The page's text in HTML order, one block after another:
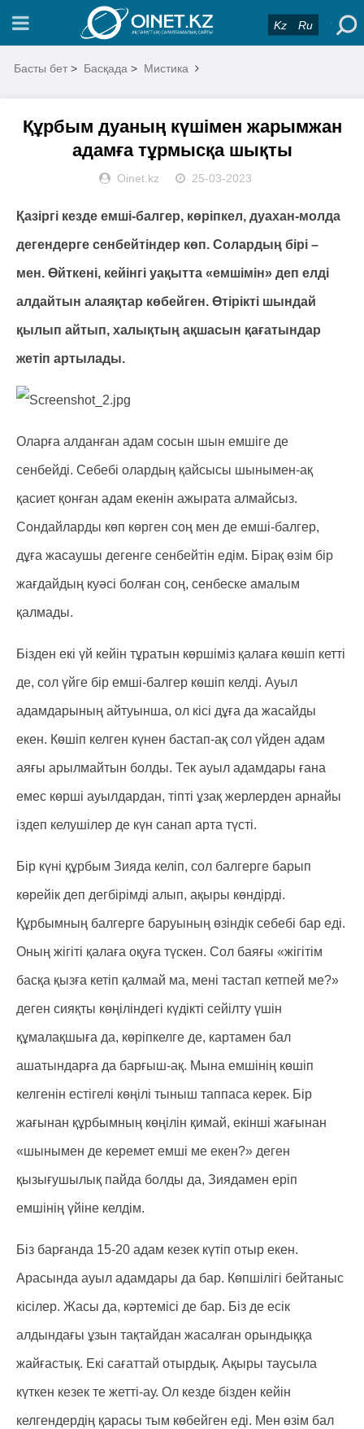
Kz Ru
Басты бет > Басқада > Мистика
Құрбым дуаның күшімен жарымжан
адамға тұрмысқа шықты
Oinet.kz 25-03-2023
Қазіргі кезде емші-балгер, көріпкел, дуахан-молда
дегендерге сенбейтіндер көп. Солардың бірі –
мен. Өйткені, кейінгі уақытта «емшімін» деп елді
алдайтын алаяқтар көбейген. Өтірікті шындай
қылып айтып, халықтың ақшасын қағатындар
жетіп артылады.
Оларға алданған адам сосын шын емшіге де
сенбейді. Себебі олардың қайсысы шынымен-ақ
қасиет қонған адам екенін ажырата алмайсыз.
Сондайларды көп көрген соң мен де емші-балгер,
дұға жасаушы дегенге сенбейтін едім. Бірақ өзім бір
жағдайдың куәсі болған соң, сенбеске амалым
қалмады.
Бізден екі үй кейін тұратын көршіміз қалаға көшіп кетті
де, сол үйге бір емші-балгер көшіп келді. Ауыл
адамдарының айтуынша, ол кісі дұға да жасайды
екен. Көшіп келген күнен бастап-ақ сол үйден адам
аяғы арылмайтын болды. Тек ауыл адамдары ғана
емес көрші ауылдардан, тіпті ұзақ жерлерден арнайы
іздеп келушілер де күн санап арта түсті.
Бір күні құрбым Зияда келіп, сол балгерге барып
көрейік деп дегбірімді алып, ақыры көндірді.
Құрбымның балгерге баруының өзіндік себебі бар еді.
Оның жігіті қалаға оқуға түскен. Сол баяғы «жігітім
басқа қызға кетіп қалмай ма, мені тастап кетпей ме?»
деген сияқты көңіліндегі күдікті сейілту үшін
құмалақшыға да, көріпкелге де, картамен бал
ашатындарға да барғыш-ақ. Мына емшінің көшіп
келгенін естігелі көңілі тыныш таппаса керек. Бір
жағынан құрбымның көңілін қимай, екінші жағынан
«шынымен де керемет емші ме екен?» деген
қызығушылық пайда болды да, Зиядамен еріп
емшінің үйіне келдім.
Біз барғанда 15-20 адам кезек күтіп отыр екен.
Арасында ауыл адамдары да бар. Көпшілігі бейтаныс
кісілер. Жасы да, кәртемісі де бар. Біз де есік
алдындағы ұзын тақтайдан жасалған орындыққа
жайғастық. Екі сағаттай отырдық. Ақыры таусыла
күткен кезек те жетті-ау. Ол кезде бізден кейін
келгендердің қарасы тым көбейген еді. Мен өзім бал